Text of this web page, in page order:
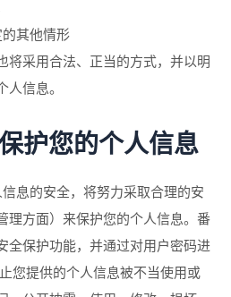
的其他情形
将采用合法、正当的方式，并以明
人信息。
护您的个人信息
信息的安全，将努力采取合理的安
理方面）来保护您的个人信息。番
全保护功能，并通过对用户密码进
您提供的个人信息被不当使用或